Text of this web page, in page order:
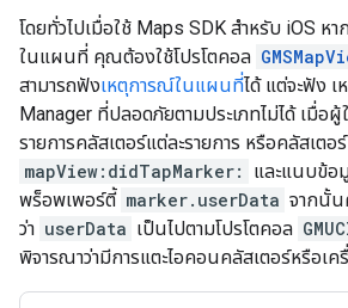
โดยทั่วไปเมื่อใช้ Maps SDK สำหรับ iOS ห
ในแผนที่ คุณต้องใช้โปรโตคอล
สามารถฟังเหตุการณ์ในแผนที่ได้ แต่จะฟัง
Manager ที่ปลอดภัยตามประเภทไม่ได้ เมื่อผู้
รายการคลัสเตอร์แต่ละรายการ หรือคลัสเตอ
mapView:didTapMarker:
และแนบข้อ
พร็อพเพอร์ตี้ marker.userData จากนั้น
ว่า userData เป็นไปตามโปรโตคอล
พิจารณาว่ามีการแตะไอคอนคลัสเตอร์หรือเค